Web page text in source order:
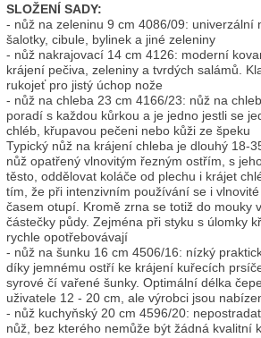
SLOŽENÍ SADY:
- nůž na zeleninu 9 cm 4086/09: univerzální
šalotky, cibule, bylinek a jiné zeleniny
- nůž nakrajovací 14 cm 4126: moderní
krájení pečiva, zeleniny a tvrdých salámů.
rukojeť pro jistý úchop nože
- nůž na chleba 23 cm 4166/23: nůž na
poradí s každou kůrkou a je jedno jestli se
chléb, křupavou pečeni nebo kůži ze špeku
Typický nůž na krájení chleba je dlouhý 18-
nůž opatřený vlnovitým řezným ostřím, s
těsto, oddělovat koláče od plechu i krájet
tím, že při intenzivním používání se i
časem otupí. Kromě zrna se totiž do mouky
částečky půdy. Zejména při styku s úlomky
rychle opotřebovávají
- nůž na šunku 16 cm 4506/16: nízký
díky jemnému ostří ke krájení kuřecích
syrové čí vařené šunky. Optimální délka
uživatele 12 - 20 cm, ale výrobci jsou
- nůž kuchyňský 20 cm 4596/20:
nůž, bez kterého nemůže být žádná kvalitní